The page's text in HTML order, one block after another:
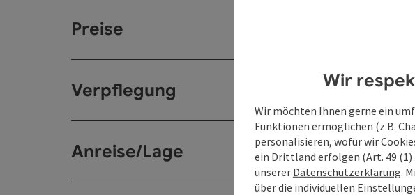
Preise
Verpflegung
Anreise/Lage
Wir
Wir möchten Ihnen gerne ein
Funktionen ermöglichen (z.B.
personalisieren, wofür wir
ein Drittland erfolgen (Art. 49 (1)
unserer Datenschutzerklärung.
über die individuellen